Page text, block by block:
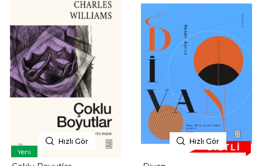
Hızlı Gör
Yeni
Hızlı Gör